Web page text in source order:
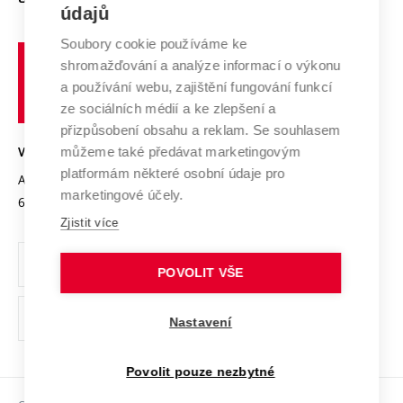
E-přihláška
Systém zajišťování kvality výzkumu
Výzkumné infrastruktury
Transfer znalostí
Open Science
Projekty
Projekty ze strukturálních fondů
Specifický výzkum
Zahraniční spolupráce
Spolupráce se školami
Služby univerzity
Mezinárodní dohody
Univerzitní sítě
Profil univerzity
Udržitelná univerzita
Podnikavá univerzita / ContriBUTe
Bezpečná univerzita
Vyznamenání
Organizační struktura
Ochrana osobních údajů
odkaz)
učení
technické
VYSOKÉ UČENÍ TECHNICKÉ V BRNĚ
Antonínská 548/1
602 00 Brno
www.vut.cz
vut@vutbr.cz
údajů
Soubory cookie používáme ke
shromažďování a analýze informací o výkonu
a používání webu, zajištění fungování funkcí
ze sociálních médií a ke zlepšení a
přizpůsobení obsahu a reklam. Se souhlasem
můžeme také předávat marketingovým
platformám některé osobní údaje pro
marketingové účely.
Zjistit více
POVOLIT VŠE
Nastavení
Povolit pouze nezbytné